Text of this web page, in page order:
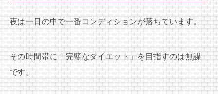
夜は一日の中で一番コンディションが落ちています。
その時間帯に「完璧なダイエット」を目指すのは無謀
です。